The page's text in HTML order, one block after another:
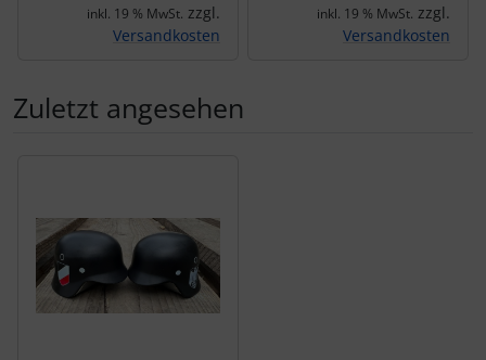
inkl. 19 % MwSt. zzgl.
Versandkosten
inkl. 19 % MwSt. zzgl.
Versandkosten
Zuletzt angesehen